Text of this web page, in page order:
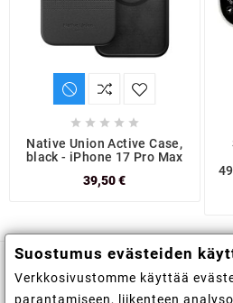
    
Native Union Active Case,
black - iPhone 17 Pro Max
39,50 €
Kaupan tiedot
Suostumus evästeiden
Verkkosivustomme käyttää
parantamiseen, liikenteen